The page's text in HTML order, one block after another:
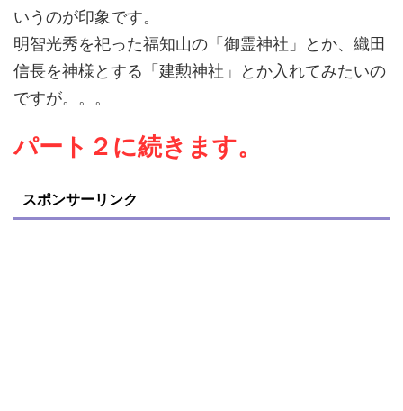
いうのが印象です。
明智光秀を祀った福知山の「御霊神社」とか、織田
信長を神様とする「建勲神社」とか入れてみたいの
ですが。。。
パート２に続きます。
スポンサーリンク